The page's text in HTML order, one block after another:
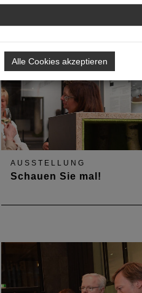
den Füßen herum – Wie
AUSSTELLUNG
Schauen Sie mal!
Rheinland-Pfalz.
Alle Cookies akzeptieren